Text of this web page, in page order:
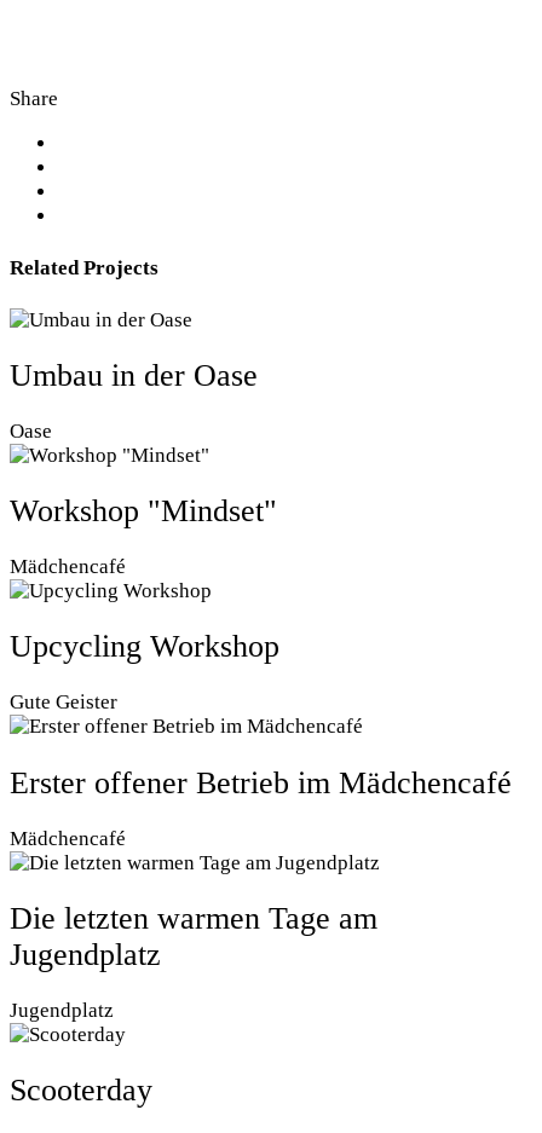
Share
Related Projects
Umbau in der Oase
Oase
Workshop "Mindset"
Mädchencafé
Upcycling Workshop
Gute Geister
Erster offener Betrieb im Mädchencafé
Mädchencafé
Die letzten warmen Tage am
Jugendplatz
Jugendplatz
Scooterday